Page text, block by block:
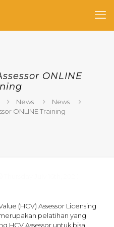
ONLINE
News
News
ONLINE Training
(HCV) Assessor Licensing
pelatihan yang
HCV Assessor untuk bisa